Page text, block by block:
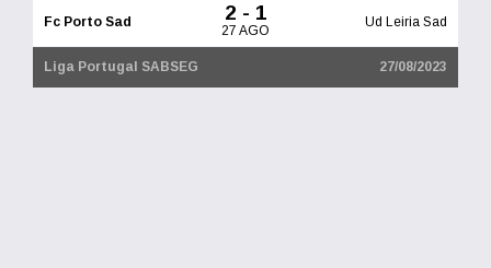
Fc Porto Sad 2 - 1
27 AGO
Ud Leiria Sad
Liga Portugal SABSEG 27/08/2023